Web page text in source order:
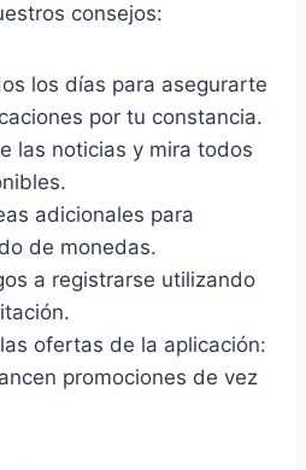
consejos:
los días para asegurarte
por tu constancia.
las noticias y mira todos
adicionales para
de monedas.
a registrarse utilizando
ofertas de la aplicación:
promociones de vez